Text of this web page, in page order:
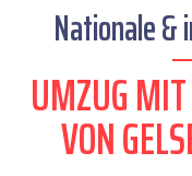
Nationale &
UMZUG
VON